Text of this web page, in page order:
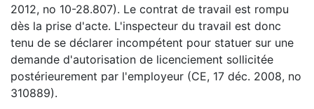
2012, no 10-28.807). Le contrat de travail est rompu
dès la prise d'acte. L'inspecteur du travail est donc
tenu de se déclarer incompétent pour statuer sur une
demande d'autorisation de licenciement sollicitée
postérieurement par l'employeur (CE, 17 déc. 2008, no
310889).